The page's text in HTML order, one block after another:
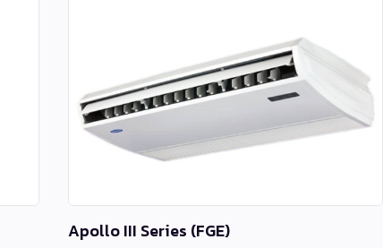
Apollo III Series (FGE)